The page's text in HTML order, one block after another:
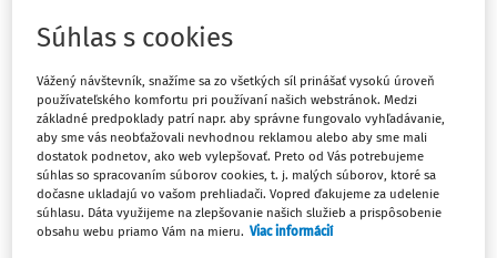
Spojené voľby do orgánov samosprávy obcí a voľby do
orgánov samosprávnych krajov sa budú konať 24. októbra
tohto roka.
ROPO redakcia
Vydané:
23. 6. 2026 1 minúta čítania
AKTUALITY
Súhlas s cookies
Vážený návštevník, snažíme sa zo všetkých síl prinášať vysokú úroveň
používateľského komfortu pri používaní našich webstránok. Medzi
základné predpoklady patrí napr. aby správne fungovalo vyhľadávanie,
aby sme vás neobťažovali nevhodnou reklamou alebo aby sme mali
dostatok podnetov, ako web vylepšovať. Preto od Vás potrebujeme
súhlas so spracovaním súborov cookies, t. j. malých súborov, ktoré sa
dočasne ukladajú vo vašom prehliadači. Vopred ďakujeme za udelenie
súhlasu. Dáta využijeme na zlepšovanie našich služieb a prispôsobenie
obsahu webu priamo Vám na mieru. Viac informácií